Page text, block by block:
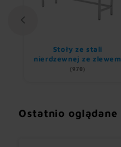
Stoły ze stali
nierdzewnej ze zlewem
(970)
Ostatnio oglądane